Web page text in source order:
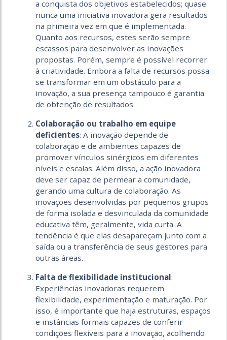
a conquista dos objetivos estabelecidos; quase
nunca uma iniciativa inovadora gera resultados
na primeira vez em que é implementada.
Quanto aos recursos, estes serão sempre
escassos para desenvolver as inovações
propostas. Porém, sempre é possível recorrer
à criatividade. Embora a falta de recursos possa
se transformar em um obstáculo para a
inovação, a sua presença tampouco é garantia
de obtenção de resultados.
Colaboração ou trabalho em equipe
deficientes: A inovação depende de
colaboração e de ambientes capazes de
promover vínculos sinérgicos em diferentes
níveis e escalas. Além disso, a ação inovadora
deve ser capaz de permear a comunidade,
gerando uma cultura de colaboração. As
inovações desenvolvidas por pequenos grupos
de forma isolada e desvinculada da comunidade
educativa têm, geralmente, vida curta. A
tendência é que elas desapareçam junto com a
saída ou a transferência de seus gestores para
outras áreas.
Falta de flexibilidade institucional:
Experiências inovadoras requerem
flexibilidade, experimentação e maturação. Por
isso, é importante que haja estruturas, espaços
e instâncias formais capazes de conferir
condições flexíveis para a inovação, acolhendo